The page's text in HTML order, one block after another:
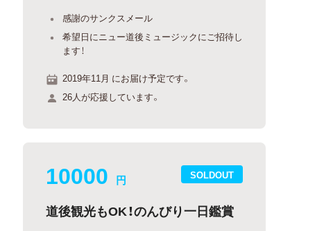
感謝のサンクスメール
希望日にニュー道後ミュージックにご招待し
ます！
2019年11月 にお届け予定です。
26人が応援しています。
SOLDOUT
10000 円
道後観光もOK！のんびり一日鑑賞